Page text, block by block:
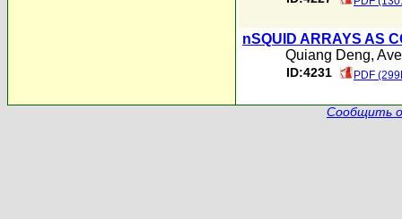
nSQUID ARRAYS AS
Quiang Deng,
ID:4231 PDF
Сообщить о